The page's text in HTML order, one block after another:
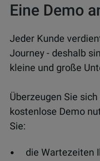
Eine Demo
Jeder Kunde
Journey - deshalb
kleine und große
Überzeugen Sie
kostenlose Demo
Sie:
die Wartezeiten